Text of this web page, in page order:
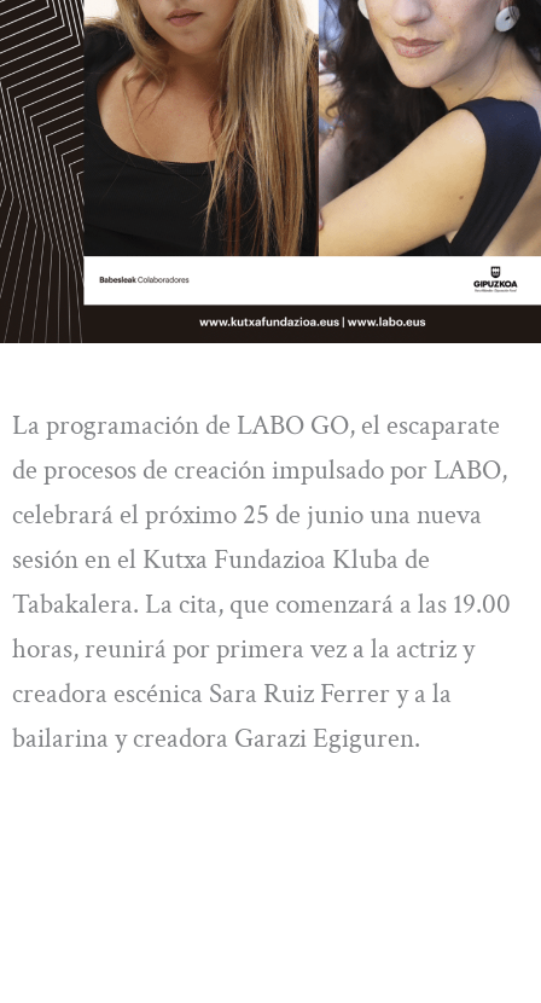
La programación de LABO GO, el escaparate
de procesos de creación impulsado por LABO,
celebrará el próximo 25 de junio una nueva
sesión en el Kutxa Fundazioa Kluba de
Tabakalera. La cita, que comenzará a las 19.00
horas, reunirá por primera vez a la actriz y
creadora escénica Sara Ruiz Ferrer y a la
bailarina y creadora Garazi Egiguren.